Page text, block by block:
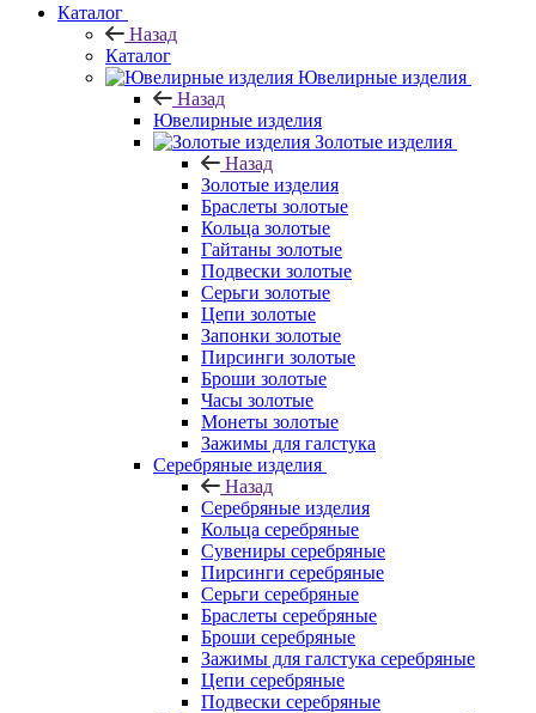
Каталог
Назад
Каталог
Ювелирные изделия
Назад
Ювелирные изделия
Золотые изделия
Назад
Золотые изделия
Браслеты золотые
Кольца золотые
Гайтаны золотые
Подвески золотые
Серьги золотые
Цепи золотые
Запонки золотые
Пирсинги золотые
Броши золотые
Часы золотые
Монеты золотые
Зажимы для галстука
Серебряные изделия
Назад
Серебряные изделия
Кольца серебряные
Сувениры серебряные
Пирсинги серебряные
Серьги серебряные
Браслеты серебряные
Броши серебряные
Зажимы для галстука серебряные
Цепи серебряные
Подвески серебряные